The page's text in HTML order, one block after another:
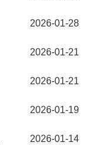
2026-01-28
2026-01-21
2026-01-21
2026-01-19
2026-01-14